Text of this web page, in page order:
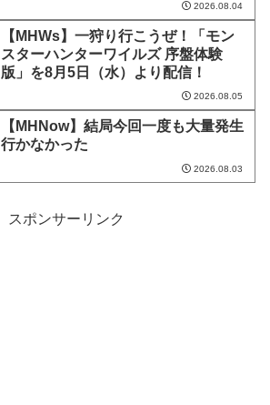
2026.08.04
【MHWs】一狩り行こうぜ！「モン
スターハンターワイルズ 序盤体験
版」を8月5日（水）より配信！
2026.08.05
【MHNow】結局今回一度も大量発生
行かなかった
2026.08.03
スポンサーリンク